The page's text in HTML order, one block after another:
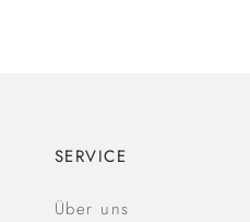
SERVICE
Über uns